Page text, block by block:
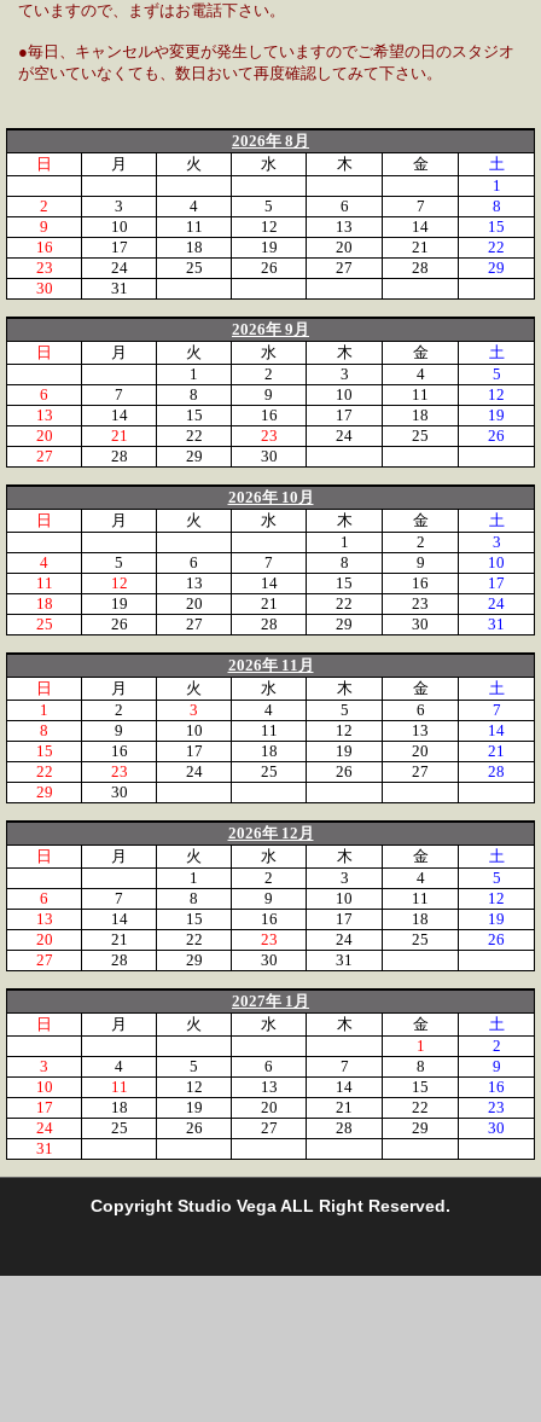
ていますので、まずはお電話下さい。
●毎日、キャンセルや変更が発生していますのでご希望の日のスタジオ
が空いていなくても、数日おいて再度確認してみて下さい。
2026年 8月
日
月 火 水 木 金
土
1
2
3 4 5 6 7
8
9
10 11 12 13 14
15
16
17 18 19 20 21
22
23
24 25 26 27 28
29
30
31
2026年 9月
日
月 火 水 木 金
土
1
2 3 4
5
6
7 8 9 10 11
12
13
14 15 16 17 18
19
20
21 22 23 24 25
26
27
28 29 30
2026年 10月
日
月 火 水 木 金
土
1
2
3
4
5 6 7 8 9
10
11
12 13 14 15 16
17
18
19 20 21 22 23
24
25
26 27 28 29 30 31
2026年 11月
日
月 火 水 木 金
土
1
2 3 4 5 6
7
8
9 10 11 12 13
14
15
16 17 18 19 20
21
22
23 24 25 26 27
28
29
30
2026年 12月
日
月 火 水 木 金
土
1
2 3 4
5
6
7 8 9 10 11
12
13
14 15 16 17 18
19
20
21 22 23 24 25
26
27
28 29 30 31
2027年 1月
日
月 火 水 木 金
土
1
2
3
4 5 6 7 8
9
10
11 12 13 14 15
16
17
18 19 20 21 22
23
24
25 26 27 28 29
30
31
Copyright Studio Vega ALL Right Reserved.